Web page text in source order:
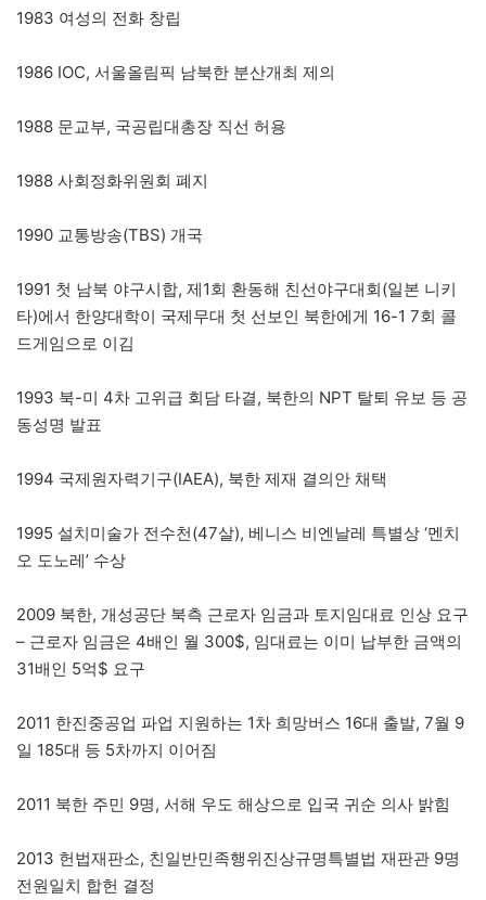
1983 여성의 전화 창립
1986 IOC, 서울올림픽 남북한 분산개최 제의
1988 문교부, 국공립대총장 직선 허용
1988 사회정화위원회 폐지
1990 교통방송(TBS) 개국
1991 첫 남북 야구시합, 제1회 환동해 친선야구대회(일본 니키
타)에서 한양대학이 국제무대 첫 선보인 북한에게 16-1 7회 콜
드게임으로 이김
1993 북-미 4차 고위급 회담 타결, 북한의 NPT 탈퇴 유보 등 공
동성명 발표
1994 국제원자력기구(IAEA), 북한 제재 결의안 채택
1995 설치미술가 전수천(47살), 베니스 비엔날레 특별상 ‘멘치
오 도노레’ 수상
2009 북한, 개성공단 북측 근로자 임금과 토지임대료 인상 요구
– 근로자 임금은 4배인 월 300$, 임대료는 이미 납부한 금액의
31배인 5억$ 요구
2011 한진중공업 파업 지원하는 1차 희망버스 16대 출발, 7월 9
일 185대 등 5차까지 이어짐
2011 북한 주민 9명, 서해 우도 해상으로 입국 귀순 의사 밝힘
2013 헌법재판소, 친일반민족행위진상규명특별법 재판관 9명
전원일치 합헌 결정